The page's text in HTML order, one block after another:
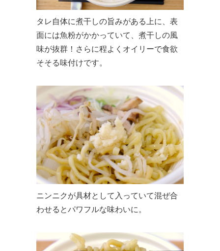
タレ自体に煮干しの旨みがある上に、表
面には魚粉がかかっていて、煮干しの風
味が抜群！さらに程よくオイリーで食欲
そそる味付けです。
ニンニクが具材として入っていて混ぜ合
わせるとパワフルな味わいに。